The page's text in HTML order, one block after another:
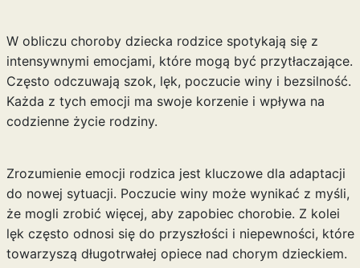
W obliczu choroby dziecka rodzice spotykają się z
intensywnymi emocjami, które mogą być przytłaczające.
Często odczuwają szok, lęk, poczucie winy i bezsilność.
Każda z tych emocji ma swoje korzenie i wpływa na
codzienne życie rodziny.
Zrozumienie emocji rodzica jest kluczowe dla adaptacji
do nowej sytuacji. Poczucie winy może wynikać z myśli,
że mogli zrobić więcej, aby zapobiec chorobie. Z kolei
lęk często odnosi się do przyszłości i niepewności, które
towarzyszą długotrwałej opiece nad chorym dzieckiem.